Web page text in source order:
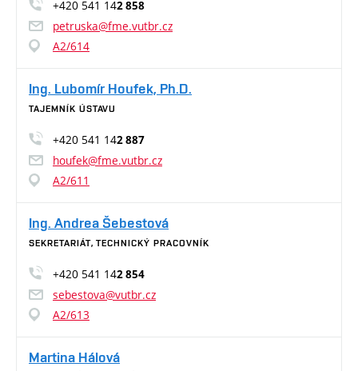
+420 541 142 858
petruska@fme.vutbr.cz
A2/614
Ing. Lubomír Houfek, Ph.D.
TAJEMNÍK ÚSTAVU
+420 541 142 887
houfek@fme.vutbr.cz
A2/611
Ing. Andrea Šebestová
SEKRETARIÁT, TECHNICKÝ PRACOVNÍK
+420 541 142 854
sebestova@vutbr.cz
A2/613
Martina Hálová